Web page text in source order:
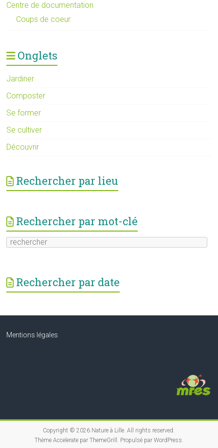
Centre de documentation
Coups de coeur
Onglets
Jardiner
Composter
Se former
Se cultiver
Découvrir
Rechercher par lieu
Rechercher par mot-clé
Rechercher par date
Mentions légales
Copyright © 2026 Nature à Lille . All rights reserved.
Thème Acceleratepar ThemeGrill. Propulsé par WordPress